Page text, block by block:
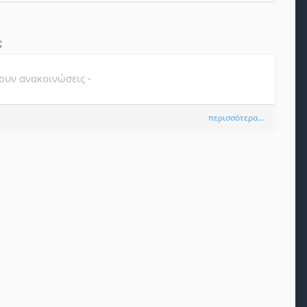
ανακοινώσεις -
περισσότερα…